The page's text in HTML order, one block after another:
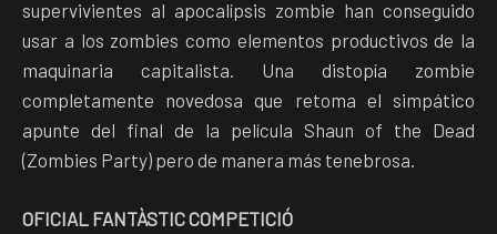
supervivientes al apocalípsis zombie han conseguido
usar a los zombies como elementos productivos de la
maquinaria capitalista. Una distopía zombie
completamente novedosa que retoma el simpático
apunte del final de la película Shaun of the Dead
(Zombies Party) pero de manera más tenebrosa.
OFICIAL FANTÀSTIC COMPETICIÓ